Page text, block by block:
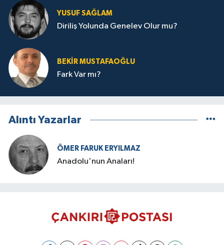
YUSUF SAĞLAM
Diriliş Yolunda Genelev Olur mu?
BEKIR MUSTAFAOĞLU
Fark Var mı?
Alıntı Yazarlar
ÖMER FARUK ERYILMAZ
Anadolu'nun Anaları!